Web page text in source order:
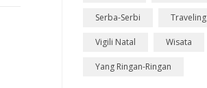
Serba-Serbi Traveling
Vigili Natal Wisata
Yang Ringan-Ringan